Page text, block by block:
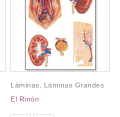
Láminas
Láminas Grandes
El Rinón